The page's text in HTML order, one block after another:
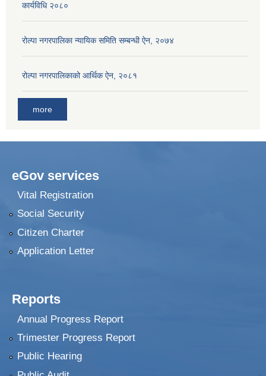
कार्यविधि २०८०
रोल्पा नगरपालिका न्यायिक समिति सम्बन्धी ऐन, २०७४
रोल्पा नगरपालिकाको आर्थिक ऐन, २०८१
more
eGov services
Vital Registration
Social Security
Citizen Charter
Application Letter
Reports
Annual Progress Report
Trimester Progress Report
Public Hearing